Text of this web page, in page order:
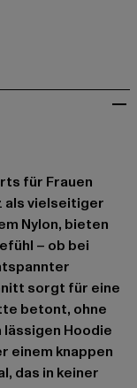
für Frauen
als vielseitiger
Nylon, bieten
– ob bei
sorgt für eine
betont, ohne
Hoodie
einem knappen
das in keiner